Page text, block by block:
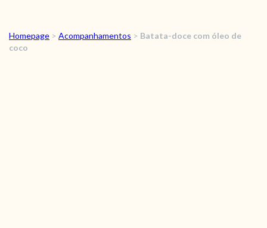
RECEITAS
Homepage > Acompanhamentos > Batata-doce com óleo de
coco